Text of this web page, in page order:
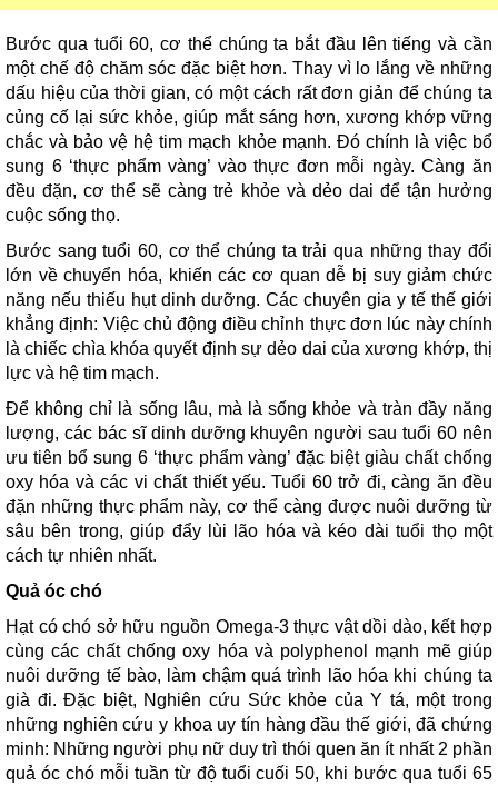
Bước qua tuổi 60, cơ thể chúng ta bắt đầu lên tiếng và cần
một chế độ chăm sóc đặc biệt hơn. Thay vì lo lắng về những
dấu hiệu của thời gian, có một cách rất đơn giản để chúng ta
củng cố lại sức khỏe, giúp mắt sáng hơn, xương khớp vững
chắc và bảo vệ hệ tim mạch khỏe mạnh. Đó chính là việc bổ
sung 6 ‘thực phẩm vàng’ vào thực đơn mỗi ngày. Càng ăn
đều đặn, cơ thể sẽ càng trẻ khỏe và dẻo dai để tận hưởng
cuộc sống thọ.
Bước sang tuổi 60, cơ thể chúng ta trải qua những thay đổi
lớn về chuyển hóa, khiến các cơ quan dễ bị suy giảm chức
năng nếu thiếu hụt dinh dưỡng. Các chuyên gia y tế thế giới
khẳng định: Việc chủ động điều chỉnh thực đơn lúc này chính
là chiếc chìa khóa quyết định sự dẻo dai của xương khớp, thị
lực và hệ tim mạch.
Để không chỉ là sống lâu, mà là sống khỏe và tràn đầy năng
lượng, các bác sĩ dinh dưỡng khuyên người sau tuổi 60 nên
ưu tiên bổ sung 6 ‘thực phẩm vàng’ đặc biệt giàu chất chống
oxy hóa và các vi chất thiết yếu. Tuổi 60 trở đi, càng ăn đều
đặn những thực phẩm này, cơ thể càng được nuôi dưỡng từ
sâu bên trong, giúp đẩy lùi lão hóa và kéo dài tuổi thọ một
cách tự nhiên nhất.
Quả óc chó
Hạt có chó sở hữu nguồn Omega-3 thực vật dồi dào, kết hợp
cùng các chất chống oxy hóa và polyphenol mạnh mẽ giúp
nuôi dưỡng tế bào, làm chậm quá trình lão hóa khi chúng ta
già đi. Đặc biệt, Nghiên cứu Sức khỏe của Y tá, một trong
những nghiên cứu y khoa uy tín hàng đầu thế giới, đã chứng
minh: Những người phụ nữ duy trì thói quen ăn ít nhất 2 phần
quả óc chó mỗi tuần từ độ tuổi cuối 50, khi bước qua tuổi 65